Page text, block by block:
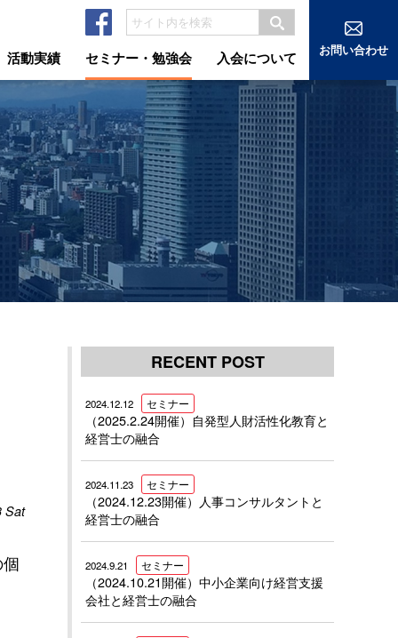
活動実績 セミナー・勉強会 入会について お問い合わせ
Sat
RECENT POST
2024.12.12 セミナー
（2025.2.24開催）自発型人財活性化教育と
経営士の融合
2024.11.23 セミナー
（2024.12.23開催）人事コンサルタントと
経営士の融合
2024.9.21 セミナー
（2024.10.21開催）中小企業向け経営支援
会社と経営士の融合